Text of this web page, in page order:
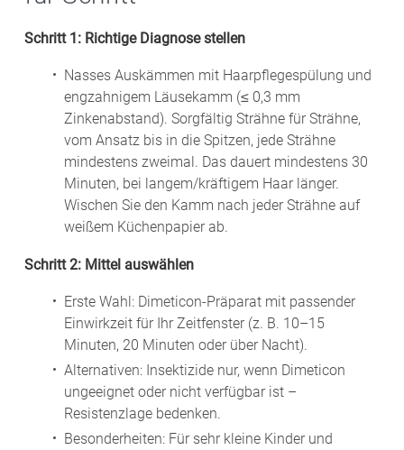
Schritt 1: Richtige Diagnose stellen
Nasses Auskämmen mit Haarpflegespülung und
engzahnigem Läusekamm (≤ 0,3 mm
Zinkenabstand). Sorgfältig Strähne für Strähne,
vom Ansatz bis in die Spitzen, jede Strähne
mindestens zweimal. Das dauert mindestens 30
Minuten, bei langem/kräftigem Haar länger.
Wischen Sie den Kamm nach jeder Strähne auf
weißem Küchenpapier ab.
Schritt 2: Mittel auswählen
Erste Wahl: Dimeticon-Präparat mit passender
Einwirkzeit für Ihr Zeitfenster (z. B. 10–15
Minuten, 20 Minuten oder über Nacht).
Alternativen: Insektizide nur, wenn Dimeticon
ungeeignet oder nicht verfügbar ist –
Resistenzlage bedenken.
Besonderheiten: Für sehr kleine Kinder und